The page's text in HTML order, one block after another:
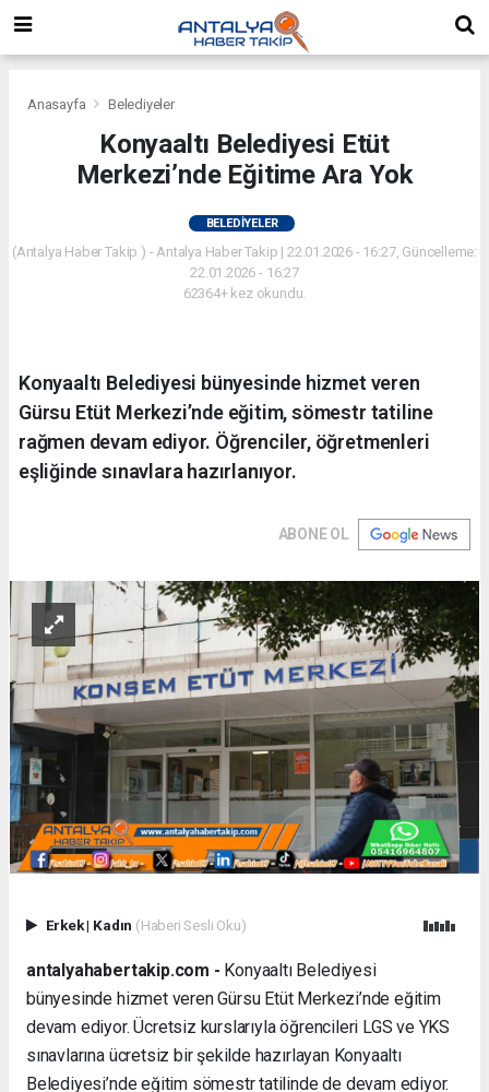
Anasayfa Belediyeler
Konyaaltı Belediyesi Etüt
Merkezi’nde Eğitime Ara Yok
BELEDIYELER
(Antalya Haber Takip ) - Antalya Haber Takip | 22.01.2026 - 16:27, Güncelleme:
22.01.2026 - 16:27
62364+ kez okundu.
Konyaaltı Belediyesi bünyesinde hizmet veren
Gürsu Etüt Merkezi’nde eğitim, sömestr tatiline
rağmen devam ediyor. Öğrenciler, öğretmenleri
eşliğinde sınavlara hazırlanıyor.
ABONE OL
Erkek| Kadın (Haberi Sesli Oku)
antalyahabertakip.com - Konyaaltı Belediyesi
bünyesinde hizmet veren Gürsu Etüt Merkezi’nde eğitim
devam ediyor. Ücretsiz kurslarıyla öğrencileri LGS ve YKS
sınavlarına ücretsiz bir şekilde hazırlayan Konyaaltı
Belediyesi’nde eğitim sömestr tatilinde de devam ediyor.